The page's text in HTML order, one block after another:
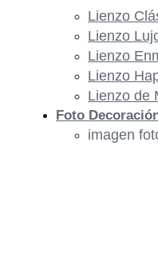
Lienzo
Lienzo
Lienzo
Lienzo
Lienzo de
Foto
imagen